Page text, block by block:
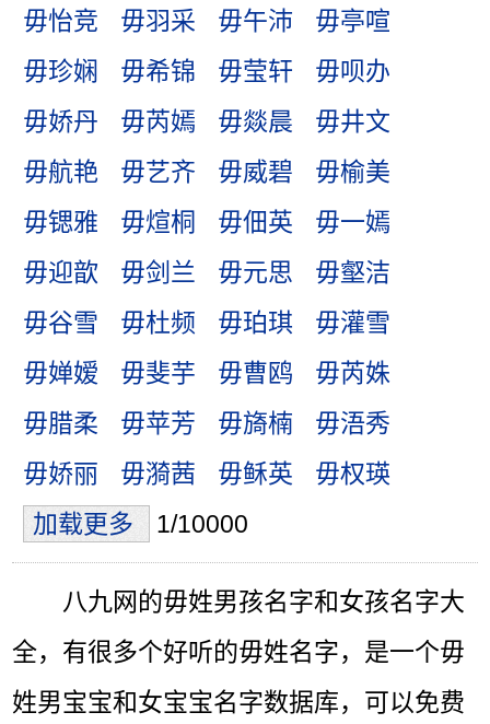
毋怡竞
毋羽采 毋午沛
毋亭喧
毋珍娴
毋希锦 毋莹轩
毋呗办
毋娇丹
毋芮嫣 毋燚晨
毋井文
毋航艳
毋艺齐 毋威碧
毋榆美
毋锶雅
毋煊桐 毋佃英
毋一嫣
毋迎歆
毋剑兰 毋元思
毋壑洁
毋谷雪
毋杜频 毋珀琪
毋灌雪
毋婵嫒
毋斐芋 毋曹鸥
毋芮姝
毋腊柔
毋苹芳 毋旖楠
毋浯秀
毋娇丽
毋漪茜 毋稣英
毋权瑛
加载更多
1/10000
八九网的毋姓男孩名字和女孩名字大
全，有很多个好听的毋姓名字，是一个毋
姓男宝宝和女宝宝名字数据库，可以免费